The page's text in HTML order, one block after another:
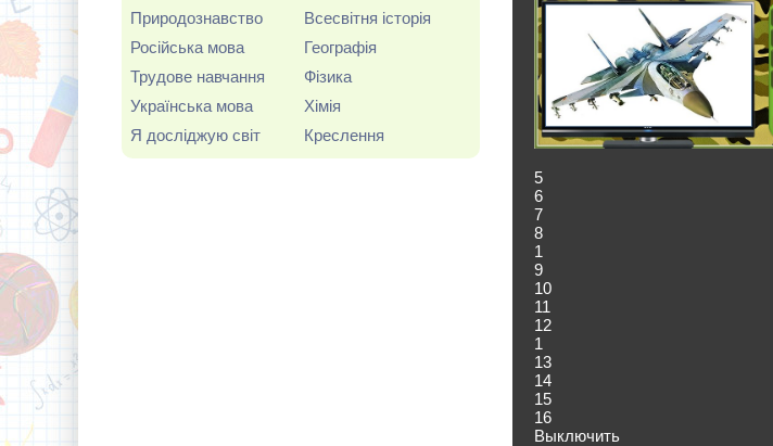
Природознавство
Російська мова
Трудове навчання
Українська мова
Я досліджую світ
Всесвітня історія
Географія
Фізика
Хімія
Креслення
5
6
7
8
1
9
10
11
12
1
13
14
15
16
Выключить